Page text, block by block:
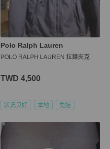
Polo Ralph Lauren
POLO RALPH LAUREN 拉鍊夾克
TWD 4,500
狀況良好 本地 免運